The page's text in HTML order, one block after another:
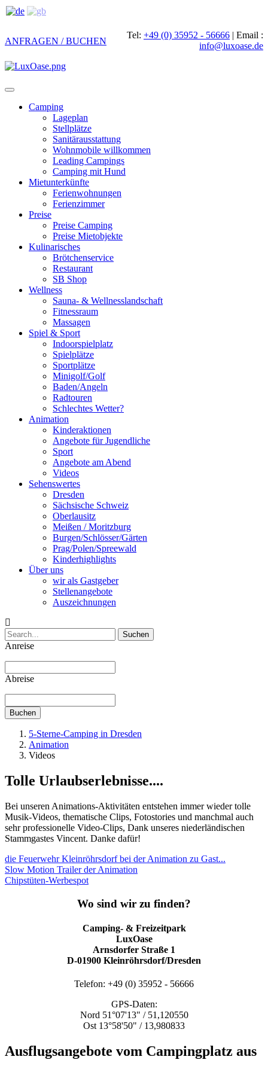
ANFRAGEN / BUCHEN
Tel: +49 (0) 35952 - 56666 | Email :
info@luxoase.de
Toggle
navigationCamping
Lageplan
Stellplätze
Sanitärausstattung
Wohnmobile willkommen
Leading Campings
Camping mit Hund
Mietunterkünfte
Ferienwohnungen
Ferienzimmer
Preise
Preise Camping
Preise Mietobjekte
Kulinarisches
Brötchenservice
Restaurant
SB Shop
Wellness
Sauna- & Wellnesslandschaft
Fitnessraum
Massagen
Spiel & Sport
Indoorspielplatz
Spielplätze
Sportplätze
Minigolf/Golf
Baden/Angeln
Radtouren
Schlechtes Wetter?
Animation
Kinderaktionen
Angebote für Jugendliche
Sport
Angebote am Abend
Videos
Sehenswertes
Dresden
Sächsische Schweiz
Oberlausitz
Meißen / Moritzburg
Burgen/Schlösser/Gärten
Prag/Polen/Spreewald
Kinderhighlights
Über uns
wir als Gastgeber
Stellenangebote
Auszeichnungen
Suchen
Anreise
Abreise
Buchen
5-Sterne-Camping in Dresden
Animation
Videos
Tolle Urlaubserlebnisse....
Bei unseren Animations-Aktivitäten entstehen immer wieder tolle
Musik-Videos, thematische Clips, Fotostories und manchmal auch
sehr professionelle Video-Clips, Dank unseres niederländischen
Stammgastes Vincent. Danke dafür!
die Feuerwehr Kleinröhrsdorf bei der Animation zu Gast...
Slow Motion Trailer der Animation
Chipstüten-Werbespot
Wo sind wir zu finden?
Camping- & Freizeitpark
LuxOase
Arnsdorfer Straße 1
D-01900 Kleinröhrsdorf/Dresden
Telefon: +49 (0) 35952 - 56666
GPS-Daten:
Nord 51°07'13" / 51,120550
Ost 13°58'50" / 13,980833
Ausflugsangebote vom Campingplatz aus